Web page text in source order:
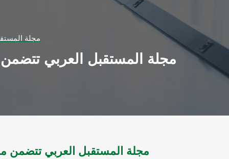
مجلة المستقبل
مجلة المستقبل العربي تتضمن